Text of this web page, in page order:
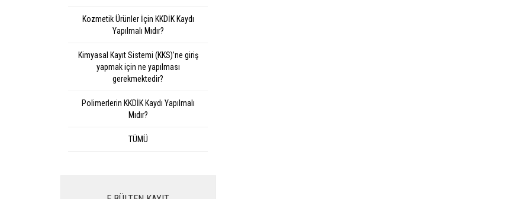
Kozmetik Ürünler İçin KKDİK Kaydı
Yapılmalı Mıdır?
Kimyasal Kayıt Sistemi (KKS)’ne giriş
yapmak için ne yapılması
gerekmektedir?
Polimerlerin KKDİK Kaydı Yapılmalı
Mıdır?
TÜMÜ